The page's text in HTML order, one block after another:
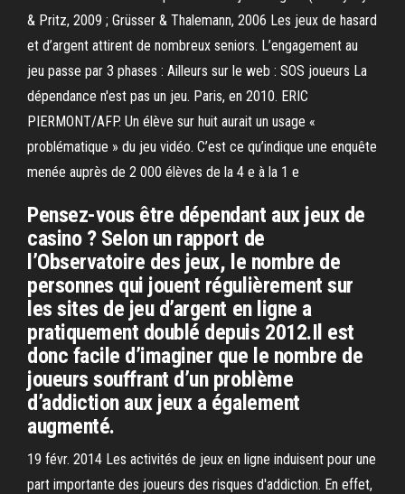
& Pritz, 2009 ; Grüsser & Thalemann, 2006 Les jeux de hasard
et d’argent attirent de nombreux seniors. L’engagement au
jeu passe par 3 phases : Ailleurs sur le web : SOS joueurs La
dépendance n'est pas un jeu. Paris, en 2010. ERIC
PIERMONT/AFP. Un élève sur huit aurait un usage «
problématique » du jeu vidéo. C’est ce qu’indique une enquête
menée auprès de 2 000 élèves de la 4 e à la 1 e
Pensez-vous être dépendant aux jeux de
casino ? Selon un rapport de
l’Observatoire des jeux, le nombre de
personnes qui jouent régulièrement sur
les sites de jeu d’argent en ligne a
pratiquement doublé depuis 2012.Il est
donc facile d’imaginer que le nombre de
joueurs souffrant d’un problème
d’addiction aux jeux a également
augmenté.
19 févr. 2014 Les activités de jeux en ligne induisent pour une
part importante des joueurs des risques d'addiction. En effet,